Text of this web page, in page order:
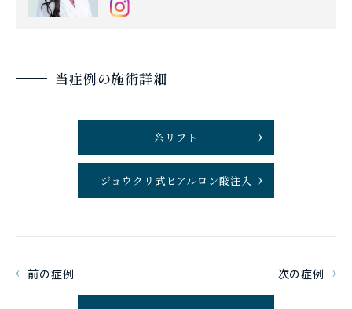
当症例の施術詳細
糸リフト
ジョウクリ式ヒアルロン酸注入
前の症例 次の症例